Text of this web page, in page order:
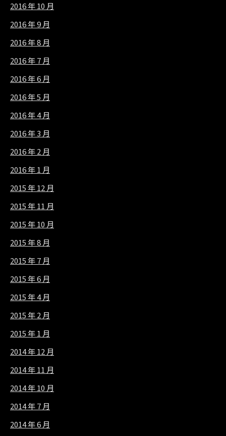
2016 年 10 月
2016 年 9 月
2016 年 8 月
2016 年 7 月
2016 年 6 月
2016 年 5 月
2016 年 4 月
2016 年 3 月
2016 年 2 月
2016 年 1 月
2015 年 12 月
2015 年 11 月
2015 年 10 月
2015 年 8 月
2015 年 7 月
2015 年 6 月
2015 年 4 月
2015 年 2 月
2015 年 1 月
2014 年 12 月
2014 年 11 月
2014 年 10 月
2014 年 7 月
2014 年 6 月